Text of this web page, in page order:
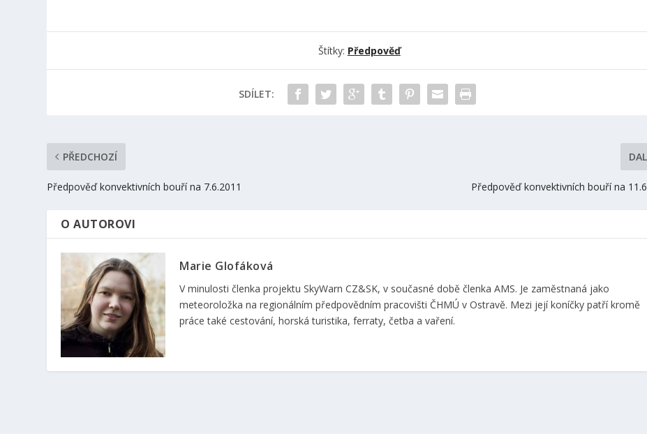
Štítky: Předpověď
SDÍLET:
PŘEDCHOZÍ
Předpověď konvektivních bouří na 7.6.2011 Předpověď konvektivních bouří na
O AUTOROVI
Marie Glofáková
V minulosti členka projektu SkyWarn CZ&SK, v současné době členka AMS. Je zaměstnaná jako
meteoroložka na regionálním předpovědním pracovišti ČHMÚ v Ostravě. Mezi její koníčky patří kromě
práce také cestování, horská turistika, ferraty, četba a vaření.